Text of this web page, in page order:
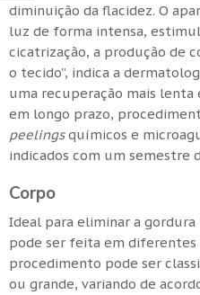
diminuição da flacidez. O
luz de forma intensa,
cicatrização, a produção de
o tecido”, indica a
uma recuperação mais
em longo prazo,
peelingsquímicos e
indicados com um semestre
Corpo
Ideal para eliminar a
pode ser feita em diferentes
procedimento pode ser
ou grande, variando de